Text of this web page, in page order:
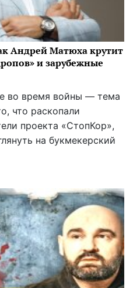
Андрей Матюха крутит
и зарубежные
во время войны — тема
что раскопали
проекта «СтопКор»,
на букмекерский